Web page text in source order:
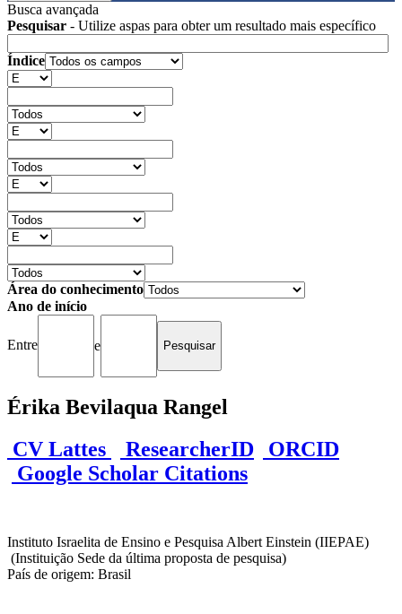
Busca avançada
Pesquisar - Utilize aspas para obter um resultado mais específico
Índice
Área do conhecimento
Ano de início
Entre e
Érika Bevilaqua Rangel
CV Lattes
ResearcherID
ORCID
Google Scholar Citations
Instituto Israelita de Ensino e Pesquisa Albert Einstein (IIEPAE)
(Instituição Sede da última proposta de pesquisa)
País de origem: Brasil